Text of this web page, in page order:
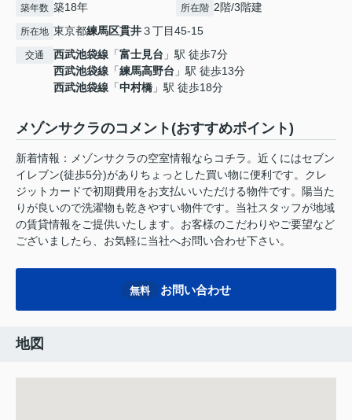
築年数 築18年 所在階 2階/3階建
所在地 東京都練馬区貫井３丁目45-15
交通 西武池袋線 「富士見台 」駅 徒歩7分
西武池袋線 「練馬高野台 」駅 徒歩13分
西武池袋線 「中村橋 」駅 徒歩18分
メゾンサクラのコメント(おすすめポイント)
新着情報：メゾンサクラの空室情報ならコチラ。近くにはセブン
イレブン(徒歩5分)がありちょっとした買い物に便利です。クレ
ジットカードで初期費用をお支払いいただける物件です。陽当た
りが良いので洗濯物も乾きやすい物件です。当社スタッフが地域
の賃貸情報をご提供いたします。お客様のこだわりやご要望など
ございましたら、お気軽に当社へお問い合わせ下さい。
無料 お問い合わせ
地図